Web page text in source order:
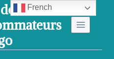
French